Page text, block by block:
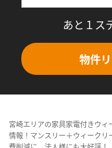
あと１ス
物件
宮崎エリアの家具家電付きウ
情報！マンスリー＋ウィークリ